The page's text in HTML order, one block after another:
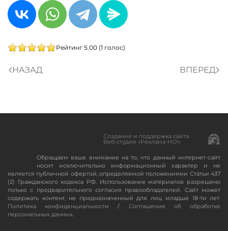
Рейтинг 5.00 (1 голос)
НАЗАД ВПЕРЕД
Создание и поддержка сайта
Веб-студия «Реклама-НО!»
Обращаем ваше внимание на то, что данный интернет-сайт
носит исключительно информационный характер и не
является публичной офертой, определяемой положениями Статьи 437
(2) Гражданского кодекса РФ. Использование материалов разрешено
только с предварительного согласия правообладателей. Сайт может
содержать контент, не предназначенный для лиц младше 18-ти лет.
Политика конфиденциальности / Соглашение об обработке
персональных данных.